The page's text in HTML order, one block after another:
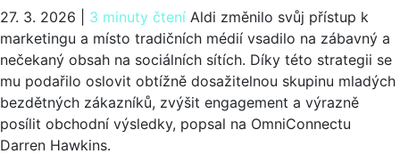
27. 3. 2026 3 minuty čtení Aldi změnilo svůj přístup k
marketingu a místo tradičních médií vsadilo na zábavný a
nečekaný obsah na sociálních sítích. Díky této strategii se
mu podařilo oslovit obtížně dosažitelnou skupinu mladých
bezdětných zákazníků, zvýšit engagement a výrazně
posílit obchodní výsledky, popsal na OmniConnectu
Darren Hawkins.